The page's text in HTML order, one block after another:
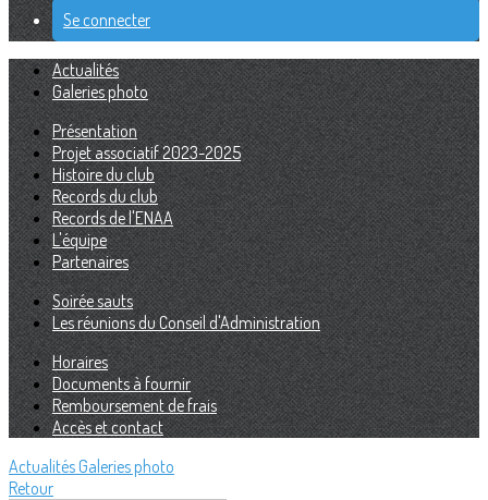
Se connecter
Actualités
Galeries photo
Présentation
Projet associatif 2023-2025
Histoire du club
Records du club
Records de l'ENAA
L'équipe
Partenaires
Soirée sauts
Les réunions du Conseil d'Administration
Horaires
Documents à fournir
Remboursement de frais
Accès et contact
Actualités Galeries photo
Retour